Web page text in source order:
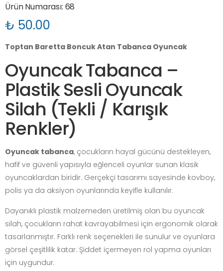
Ürün Numarası: 68
₺ 50.00
Toptan Baretta Boncuk Atan Tabanca Oyuncak
Oyuncak Tabanca –
Plastik Sesli Oyuncak
Silah (Tekli / Karışık
Renkler)
Oyuncak tabanca, çocukların hayal gücünü destekleyen,
hafif ve güvenli yapısıyla eğlenceli oyunlar sunan klasik
oyuncaklardan biridir. Gerçekçi tasarımı sayesinde kovboy,
polis ya da aksiyon oyunlarında keyifle kullanılır.
Dayanıklı plastik malzemeden üretilmiş olan bu oyuncak
silah, çocukların rahat kavrayabilmesi için ergonomik olarak
tasarlanmıştır. Farklı renk seçenekleri ile sunulur ve oyunlara
görsel çeşitlilik katar. Şiddet içermeyen rol yapma oyunları
için uygundur.